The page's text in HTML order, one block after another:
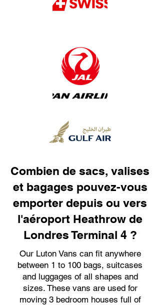
Combien de sacs, valises
et bagages pouvez-vous
emporter depuis ou vers
l'aéroport Heathrow de
Londres Terminal 4 ?
Our Luton Vans can fit anywhere
between 1 to 100 bags, suitcases
and luggages of all shapes and
sizes. These vans are used for
moving 3 bedroom houses full of